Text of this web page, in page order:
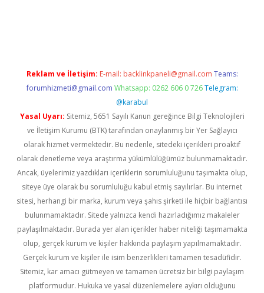
Reklam ve İletişim: E-mail: backlinkpaneli@gmail.com Teams:
forumhizmeti@gmail.com Whatsapp: 0262 606 0 726 Telegram:
@karabul
Yasal Uyarı: Sitemiz, 5651 Sayılı Kanun gereğince Bilgi Teknolojileri
ve İletişim Kurumu (BTK) tarafından onaylanmış bir Yer Sağlayıcı
olarak hizmet vermektedir. Bu nedenle, sitedeki içerikleri proaktif
olarak denetleme veya araştırma yükümlülüğümüz bulunmamaktadır.
Ancak, üyelerimiz yazdıkları içeriklerin sorumluluğunu taşımakta olup,
siteye üye olarak bu sorumluluğu kabul etmiş sayılırlar. Bu internet
sitesi, herhangi bir marka, kurum veya şahıs şirketi ile hiçbir bağlantısı
bulunmamaktadır. Sitede yalnızca kendi hazırladığımız makaleler
paylaşılmaktadır. Burada yer alan içerikler haber niteliği taşımamakta
olup, gerçek kurum ve kişiler hakkında paylaşım yapılmamaktadır.
Gerçek kurum ve kişiler ile isim benzerlikleri tamamen tesadüfidir.
Sitemiz, kar amacı gütmeyen ve tamamen ücretsiz bir bilgi paylaşım
platformudur. Hukuka ve yasal düzenlemelere aykırı olduğunu